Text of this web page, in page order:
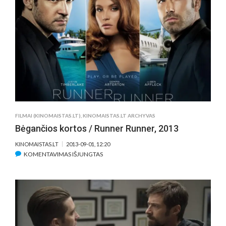
2013
FILMAI (KINOMAISTAS.LT) KINOMAISTAS.LT ARCHYVAS
Bėgančios kortos / Runner Runner, 2013
KINOMAISTAS.LT 2013-09-01, 12:20
KOMENTAVIMAS IŠJUNGTASĮRAŠE
RUNNER
2013